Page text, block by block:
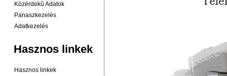
Közérdekű Adatok
Panaszkezelés
Adatkezelés
Hasznos linkek
Hasznos linkek